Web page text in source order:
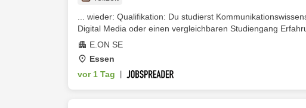
... wieder: Qualifikation: Du studierst
Digital Media oder einen vergleichbaren Studiengang
E.ON SE
Essen
vor 1 Tag